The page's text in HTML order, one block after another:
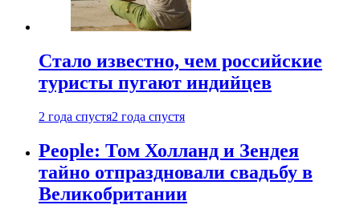
Стало известно, чем российские
туристы пугают индийцев
2 года спустя2 года спустя
People: Том Холланд и Зендея
тайно отпраздновали свадьбу в
Великобритании